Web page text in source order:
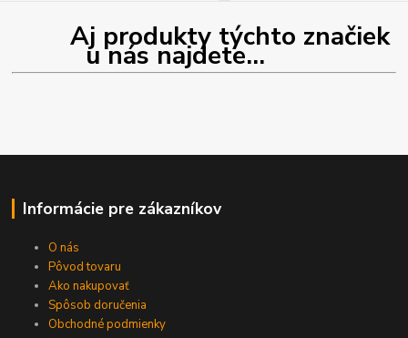
Aj produkty týchto značiek
u nás najdete...
Informácie pre zákazníkov
O nás
Pôvod tovaru
Ako nakupovať
Spôsob doručenia
Obchodné podmienky